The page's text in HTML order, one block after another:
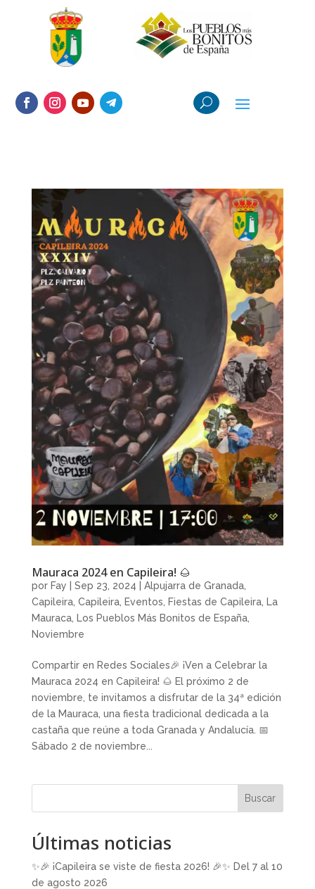
Mauraca 2024 en Capileira! 🌰
por Fay Sep 23, 2024 Alpujarra de Granada,
Capileira, Capileira, Eventos Fiestas de Capileira, La
Mauraca, Los Pueblos Más Bonitos de España,
Noviembre
Compartir en Redes Sociales🎉 ¡Ven a Celebrar la
Mauraca 2024 en Capileira! 🌰 El próximo 2 de
noviembre, te invitamos a disfrutar de la 34ª edición
de la Mauraca, una fiesta tradicional dedicada a la
castaña que reúne a toda Granada y Andalucía. 📅
Sábado 2 de noviembre...
Buscar
Últimas noticias
✨🎉 ¡Capileira se viste de fiesta 2026! 🎉✨ Del 7 al 10
de agosto 2026